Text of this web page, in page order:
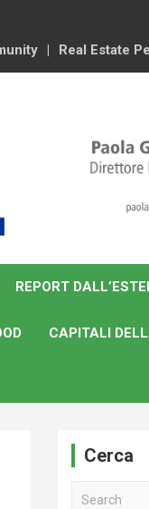
Real Estate
REPORT
CAPITALI
Cerca